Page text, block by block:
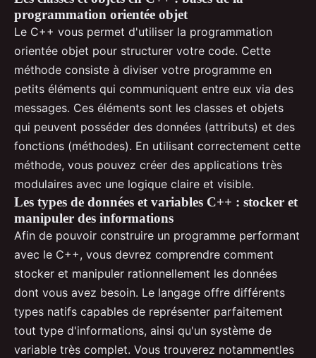
programmation orientée objet
Le C++ vous permet d'utiliser la programmation
orientée objet pour structurer votre code. Cette
méthode consiste à diviser votre programme en
petits éléments qui communiquent entre eux via des
messages. Ces éléments sont les classes et objets
qui peuvent posséder des données (attributs) et des
fonctions (méthodes). En utilisant correctement cette
méthode, vous pouvez créer des applications très
modulaires avec une logique claire et visible.
Les types de données et variables C++ : stocker et
manipuler des informations
Afin de pouvoir construire un programme performant
avec le C++, vous devrez comprendre comment
stocker et manipuler rationnellement les données
dont vous avez besoin. Le langage offre différents
types natifs capables de représenter parfaitement
tout type d'informations, ainsi qu'un système de
variable très complet. Vous trouverez notammentles